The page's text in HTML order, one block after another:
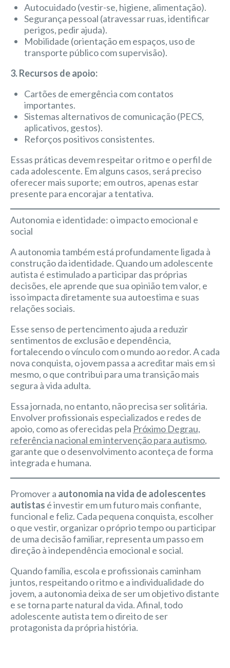
Autocuidado (vestir-se, higiene, alimentação).
Segurança pessoal (atravessar ruas, identificar
perigos, pedir ajuda).
Mobilidade (orientação em espaços, uso de
transporte público com supervisão).
3. Recursos de apoio:
Cartões de emergência com contatos
importantes.
Sistemas alternativos de comunicação (PECS,
aplicativos, gestos).
Reforços positivos consistentes.
Essas práticas devem respeitar o ritmo e o perfil de
cada adolescente. Em alguns casos, será preciso
oferecer mais suporte; em outros, apenas estar
presente para encorajar a tentativa.
Autonomia e identidade: o impacto emocional e
social
A autonomia também está profundamente ligada à
construção da identidade. Quando um adolescente
autista é estimulado a participar das próprias
decisões, ele aprende que sua opinião tem valor, e
isso impacta diretamente sua autoestima e suas
relações sociais.
Esse senso de pertencimento ajuda a reduzir
sentimentos de exclusão e dependência,
fortalecendo o vínculo com o mundo ao redor. A cada
nova conquista, o jovem passa a acreditar mais em si
mesmo, o que contribui para uma transição mais
segura à vida adulta.
Essa jornada, no entanto, não precisa ser solitária.
Envolver profissionais especializados e redes de
apoio, como as oferecidas pela Próximo Degrau,
referência nacional em intervenção para autismo,
garante que o desenvolvimento aconteça de forma
integrada e humana.
Promover a autonomia na vida de adolescentes
autistas é investir em um futuro mais confiante,
funcional e feliz. Cada pequena conquista, escolher
o que vestir, organizar o próprio tempo ou participar
de uma decisão familiar, representa um passo em
direção à independência emocional e social.
Quando família, escola e profissionais caminham
juntos, respeitando o ritmo e a individualidade do
jovem, a autonomia deixa de ser um objetivo distante
e se torna parte natural da vida. Afinal, todo
adolescente autista tem o direito de ser
protagonista da própria história.